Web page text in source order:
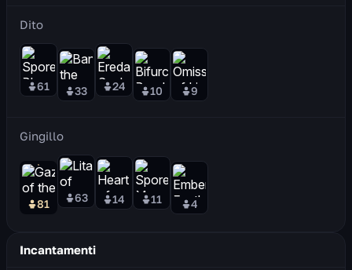
Dito
61 33 24 10 9
Gingillo
81 63 14 11 4
Incantamenti